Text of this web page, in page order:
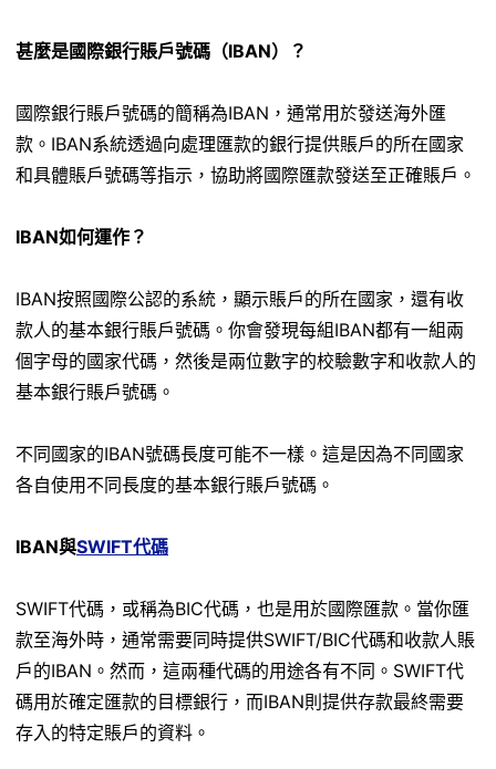
甚麼是國際銀行賬戶號碼（IBAN）？
國際銀行賬戶號碼的簡稱為IBAN，通常用於發送海外匯
款。IBAN系統透過向處理匯款的銀行提供賬戶的所在國家
和具體賬戶號碼等指示，協助將國際匯款發送至正確賬戶。
IBAN如何運作？
IBAN按照國際公認的系統，顯示賬戶的所在國家，還有收
款人的基本銀行賬戶號碼。你會發現每組IBAN都有一組兩
個字母的國家代碼，然後是兩位數字的校驗數字和收款人的
基本銀行賬戶號碼。
不同國家的IBAN號碼長度可能不一樣。這是因為不同國家
各自使用不同長度的基本銀行賬戶號碼。
IBAN與SWIFT代碼
SWIFT代碼，或稱為BIC代碼，也是用於國際匯款。當你匯
款至海外時，通常需要同時提供SWIFT/BIC代碼和收款人賬
戶的IBAN。然而，這兩種代碼的用途各有不同。SWIFT代
碼用於確定匯款的目標銀行，而IBAN則提供存款最終需要
存入的特定賬戶的資料。